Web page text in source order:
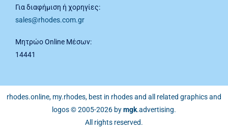
Για διαφήμιση ή χορηγίες:
sales@rhodes.com.gr
Μητρώο Online Μέσων:
14441
rhodes.online, my.rhodes, best in rhodes and all related graphics and
logos © 2005-2026 bymgk.advertising.
All rights reserved.